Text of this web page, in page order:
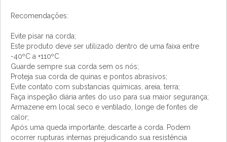
Recomendações:
Evite pisar na corda;
Este produto deve ser utilizado dentro de uma faixa entre
-40ºC a +110ºC
Guarde sempre sua corda sem os nós;
Proteja sua corda de quinas e pontos abrasivos;
Evite contato com substancias químicas, areia, terra;
Faça inspeção diária antes do uso para sua maior segurança;
Armazene em local seco e ventilado, longe de fontes de
calor;
Após uma queda importante, descarte a corda. Podem
ocorrer rupturas internas prejudicando sua resistência